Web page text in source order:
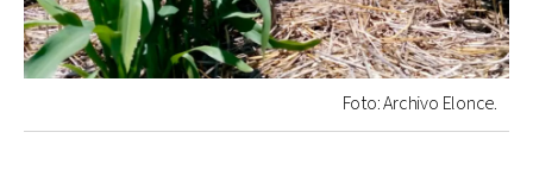
Foto: Archivo Elonce.